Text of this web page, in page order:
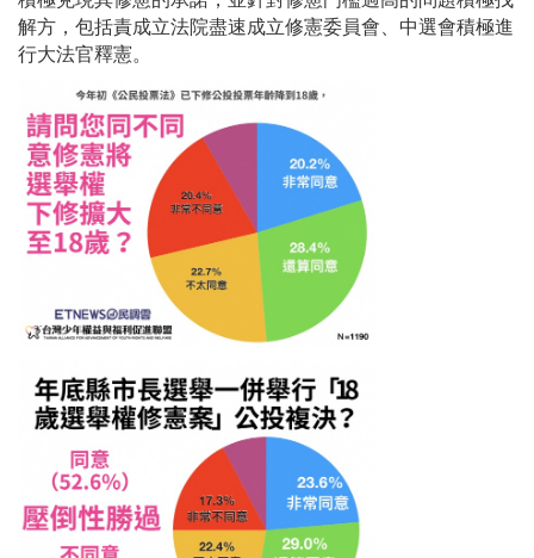
解方，包括責成立法院盡速成立修憲委員會、中選會積極進
行大法官釋憲。